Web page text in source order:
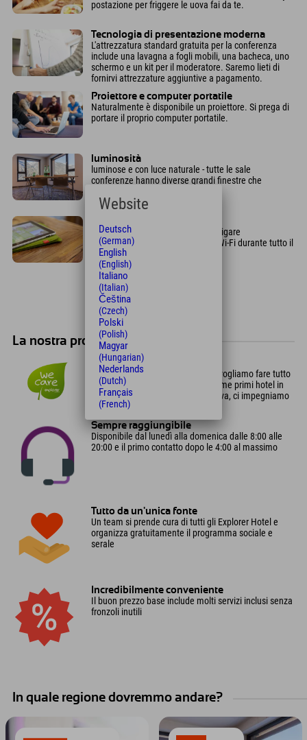
postazione per friggere le uova fai da te.
Tecnologia di presentazione moderna
L'attrezzatura standard gratuita per la conferenza
include una lavagna a fogli mobili, una bacheca, uno
schermo e un kit per il moderatore. Saremo lieti di
fornirvi attrezzature aggiuntive a pagamento.
Proiettore e computer portatile
Naturalmente è disponibile un proiettore. Si prega di
portare il proprio computer portatile.
luminosità
luminose e con luce naturale - tutte le sale
conferenze hanno diverse grandi finestre che
Gli ospiti dell'Explorer possono navigare
gratuitamente in internet tramite Wi-Fi durante tutto il
loro soggiorno.
La nostra promessa per te!
Spirito Verde
Amiamo le Alpi così come sono e vogliamo fare tutto
il possibile per mantenerle tali. Come primi hotel in
Europa certificati come casa passiva, ci impegniamo
per la sostenibilità.
Sempre raggiungibile
Disponibile dal lunedì alla domenica dalle 8:00 alle
20:00 e il primo contatto dopo le 4:00 al massimo
Tutto da un'unica fonte
Un team si prende cura di tutti gli Explorer Hotel e
organizza gratuitamente il programma sociale e
serale
Incredibilmente conveniente
Il buon prezzo base include molti servizi inclusi senza
fronzoli inutili
In quale regione dovremmo andare?
Website
Deutsch
(German)
English
(English)
Italiano
(Italian)
Čeština
(Czech)
Polski
(Polish)
Magyar
(Hungarian)
Nederlands
(Dutch)
Français
(French)